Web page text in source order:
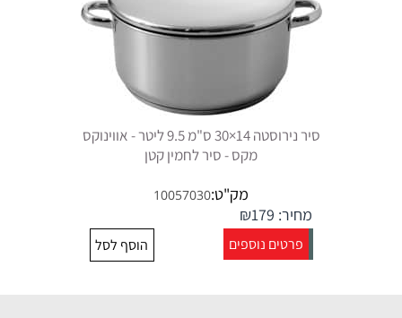
סיר נירוסטה 14×30 ס"מ 9.5 ליטר - אווינוקס
מקס - סיר לחמין קטן
מק"ט:10057030
מחיר: ₪179
פרטים נוספים הוסף לסל